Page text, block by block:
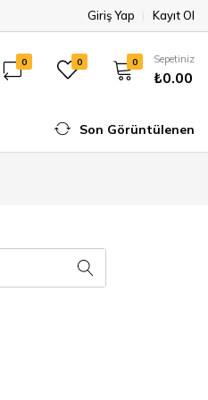
Giriş Yap Kayıt Ol
0 0 0 Sepetiniz
₺0.00
Son Görüntülenen